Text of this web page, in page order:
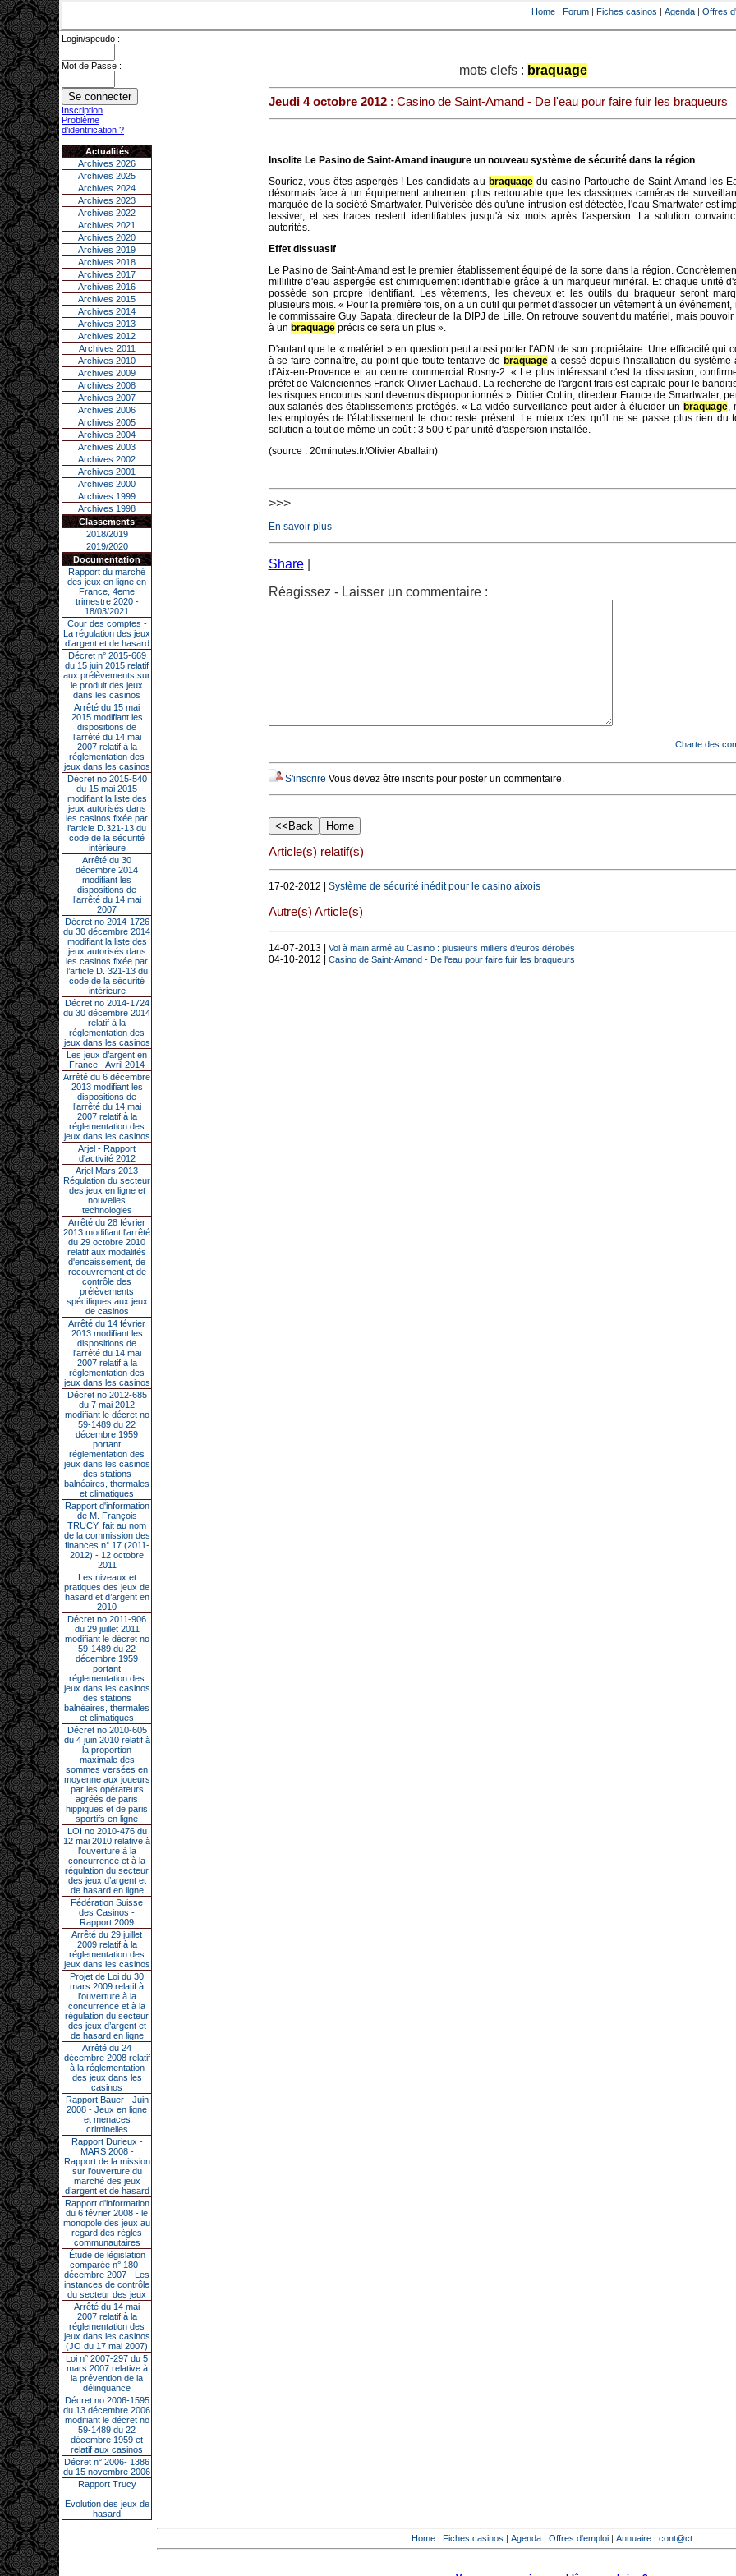
Home | Forum | Fiches casinos | Agenda | Offres
Login/speudo :
Mot de Passe :
Inscription
Problème
d'identification ?
Actualités
Archives 2026
Archives 2025
Archives 2024
Archives 2023
Archives 2022
Archives 2021
Archives 2020
Archives 2019
Archives 2018
Archives 2017
Archives 2016
Archives 2015
Archives 2014
Archives 2013
Archives 2012
Archives 2011
Archives 2010
Archives 2009
Archives 2008
Archives 2007
Archives 2006
Archives 2005
Archives 2004
Archives 2003
Archives 2002
Archives 2001
Archives 2000
Archives 1999
Archives 1998
Classements
2018/2019
2019/2020
Documentation
Rapport du marché
des jeux en ligne en
France, 4eme
trimestre 2020 -
18/03/2021
Cour des comptes -
La régulation des jeux
d’argent et de hasard
Décret n° 2015-669
du 15 juin 2015 relatif
aux prélèvements sur
le produit des jeux
dans les casinos
Arrêté du 15 mai
2015 modifiant les
dispositions de
l’arrêté du 14 mai
2007 relatif à la
réglementation des
jeux dans les casinos
Décret no 2015-540
du 15 mai 2015
modifiant la liste des
jeux autorisés dans
les casinos fixée par
l’article D.321-13 du
code de la sécurité
intérieure
Arrêté du 30
décembre 2014
modifiant les
dispositions de
l’arrêté du 14 mai
2007
Décret no 2014-1726
du 30 décembre 2014
modifiant la liste des
jeux autorisés dans
les casinos fixée par
l’article D. 321-13 du
code de la sécurité
intérieure
Décret no 2014-1724
du 30 décembre 2014
relatif à la
réglementation des
jeux dans les casinos
Les jeux d’argent en
France - Avril 2014
Arrêté du 6 décembre
2013 modifiant les
dispositions de
l’arrêté du 14 mai
2007 relatif à la
réglementation des
jeux dans les casinos
Arjel - Rapport
d'activité 2012
Arjel Mars 2013
Régulation du secteur
des jeux en ligne et
nouvelles
technologies
Arrêté du 28 février
2013 modifiant l'arrêté
du 29 octobre 2010
relatif aux modalités
d'encaissement, de
recouvrement et de
contrôle des
prélèvements
spécifiques aux jeux
de casinos
Arrêté du 14 février
2013 modifiant les
dispositions de
l'arrêté du 14 mai
2007 relatif à la
réglementation des
jeux dans les casinos
Décret no 2012-685
du 7 mai 2012
modifiant le décret no
59-1489 du 22
décembre 1959
portant
réglementation des
jeux dans les casinos
des stations
balnéaires, thermales
et climatiques
Rapport d'information
de M. François
TRUCY, fait au nom
de la commission des
finances n° 17 (2011-
2012) - 12 octobre
2011
Les niveaux et
pratiques des jeux de
hasard et d’argent en
2010
Décret no 2011-906
du 29 juillet 2011
modifiant le décret no
59-1489 du 22
décembre 1959
portant
réglementation des
jeux dans les casinos
des stations
balnéaires, thermales
et climatiques
Décret no 2010-605
du 4 juin 2010 relatif à
la proportion
maximale des
sommes versées en
moyenne aux joueurs
par les opérateurs
agréés de paris
hippiques et de paris
sportifs en ligne
LOI no 2010-476 du
12 mai 2010 relative à
l’ouverture à la
concurrence et à la
régulation du secteur
des jeux d’argent et
de hasard en ligne
Fédération Suisse
des Casinos -
Rapport 2009
Arrêté du 29 juillet
2009 relatif à la
réglementation des
jeux dans les casinos
Projet de Loi du 30
mars 2009 relatif à
l’ouverture à la
concurrence et à la
régulation du secteur
des jeux d’argent et
de hasard en ligne
Arrêté du 24
décembre 2008 relatif
à la réglementation
des jeux dans les
casinos
Rapport Bauer - Juin
2008 - Jeux en ligne
et menaces
criminelles
Rapport Durieux -
MARS 2008 -
Rapport de la mission
sur l’ouverture du
marché des jeux
d’argent et de hasard
Rapport d'information
du 6 février 2008 - le
monopole des jeux au
regard des règles
communautaires
Étude de législation
comparée n° 180 -
décembre 2007 - Les
instances de contrôle
du secteur des jeux
Arrêté du 14 mai
2007 relatif à la
réglementation des
jeux dans les casinos
(JO du 17 mai 2007)
Loi n° 2007-297 du 5
mars 2007 relative à
la prévention de la
délinquance
Décret no 2006-1595
du 13 décembre 2006
modifiant le décret no
59-1489 du 22
décembre 1959 et
relatif aux casinos
Décret n° 2006- 1386
du 15 novembre 2006
Rapport Trucy
Evolution des jeux de
hasard
mots clefs : braquage
Jeudi 4 octobre 2012: Casino de Saint-Amand - De l'eau pour faire fuir les braqueurs
Insolite Le Pasino de Saint-Amand inaugure un nouveau système de sécurité dans la région
Souriez, vous êtes aspergés ! Les candidats au braquagedu casino Partouche de Saint-Amand-les-
désormais face à un équipement autrement plus redoutable que les classiques caméras de
marquée de la société Smartwater. Pulvérisée dès qu'une intrusion est détectée, l'eau Smartwater est
lessiver, et ses traces restent identifiables jusqu'à six mois après l'aspersion. La solution
autorités.
Effet dissuasif
Le Pasino de Saint-Amand est le premier établissement équipé de la sorte dans la région.
millilitre d'eau aspergée est chimiquement identifiable grâce à un marqueur minéral. Et chaque unité
possède son propre identifiant. Les vêtements, les cheveux et les outils du braqueur seront
plusieurs mois. « Pour la première fois, on a un outil qui permet d'associer un vêtement à un événement,
le commissaire Guy Sapata, directeur de la DIPJ de Lille. On retrouve souvent du matériel, mais
à un braquageprécis ce sera un plus ».
D'autant que le « matériel » en question peut aussi porter l'ADN de son propriétaire. Une efficacité qui
à se faire connaître, au point que toute tentative de braquagea cessé depuis l'installation du système
d'Aix-en-Provence et au centre commercial Rosny-2. « Le plus intéressant c'est la dissuasion,
préfet de Valenciennes Franck-Olivier Lachaud. La recherche de l'argent frais est capitale pour le
les risques encourus sont devenus disproportionnés ». Didier Cottin, directeur France de Smartwater,
aux salariés des établissements protégés. « La vidéo-surveillance peut aider à élucider un braquage,
les employés de l'établissement le choc reste présent. Le mieux c'est qu'il ne se passe plus rien du
solution a tout de même un coût : 3 500 € par unité d'aspersion installée.
(source : 20minutes.fr/Olivier Aballain)
>>>
En savoir plus
Share
Réagissez - Laisser un commentaire :
Charte des
S'inscrire Vous devez être inscrits pour poster un commentaire.
Article(s) relatif(s)
17-02-2012 | Système de sécurité inédit pour le casino aixois
Autre(s) Article(s)
14-07-2013 | Vol à main armé au Casino : plusieurs milliers d’euros dérobés
04-10-2012 | Casino de Saint-Amand - De l'eau pour faire fuir les braqueurs
Home | Fiches casinos | Agenda | Offres d'emploi | Annuaire | cont@ct